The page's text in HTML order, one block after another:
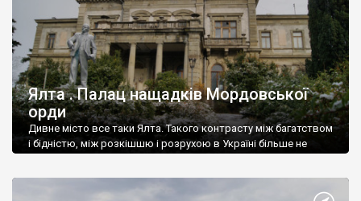
Ялта . Палац нащадків Мордовської
орди
Дивне місто все таки Ялта. Такого контрасту між багатством
і бідністю, між розкішшю і розрухою в Україні більше не